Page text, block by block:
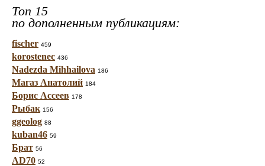
Топ 15
по дополненным публикациям:
fischer 459
korostenec 436
Nadezda Mihhailova 186
Магаз Анатолий 184
Борис Ассеев 178
Рыбак 156
ggeolog 88
kuban46 59
Брат 56
AD70 52